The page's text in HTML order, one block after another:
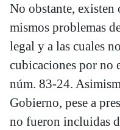
No obstante, existen
mismos problemas
legal y a las cuales
cubicaciones por no
núm. 83-24.
Gobierno, pese a
no fueron incluidas